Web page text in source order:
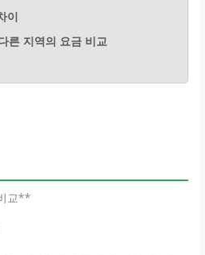
이
른 지역의 요금 비교
교**